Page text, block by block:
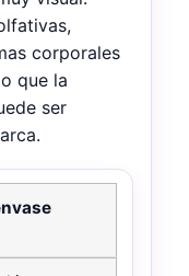
corporales
que la
ser
envases de body